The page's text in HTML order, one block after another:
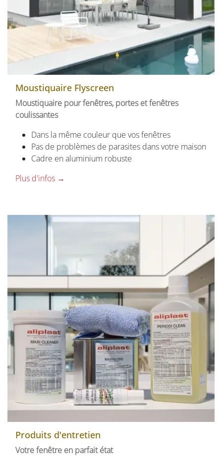
Moustiquaire Flyscreen
Moustiquaire pour fenêtres, portes et fenêtres
coulissantes
Dans la même couleur que vos fenêtres
Pas de problèmes de parasites dans votre maison
Cadre en aluminium robuste
Plus d'infos →
Produits d'entretien
Votre fenêtre en parfait état